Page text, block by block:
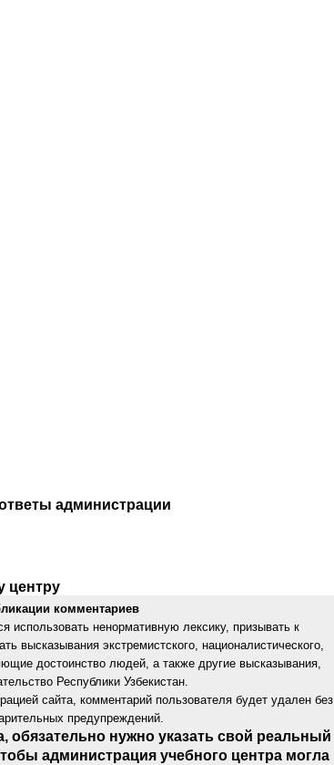
администрации
центру
комментариев
использовать ненормативную лексику, призывать к
высказывания экстремистского, националистического,
достоинство людей, а также другие высказывания,
Республики Узбекистан.
сайта, комментарий пользователя будет удален без
предупреждений.
обязательно нужно указать свой реальный
администрация учебного центра могла